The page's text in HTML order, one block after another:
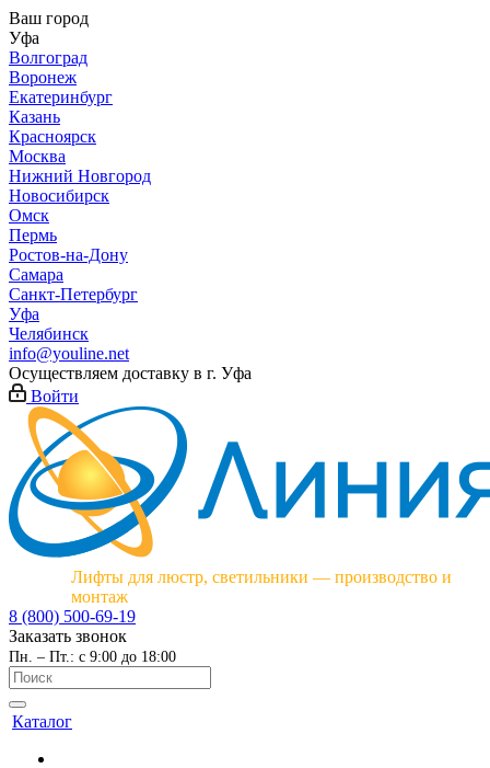
Ваш город
Уфа
Волгоград
Воронеж
Екатеринбург
Казань
Красноярск
Москва
Нижний Новгород
Новосибирск
Омск
Пермь
Ростов-на-Дону
Самара
Санкт-Петербург
Уфа
Челябинск
info@youline.net
Осуществляем доставку в г. Уфа
Войти
Лифты для люстр, светильники — производство и
монтаж
8 (800) 500-69-19
Заказать звонок
Пн. – Пт.: с 9:00 до 18:00
Каталог